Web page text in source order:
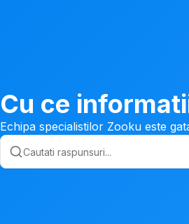
Cu ce
Echipa specialistilor Zooku este